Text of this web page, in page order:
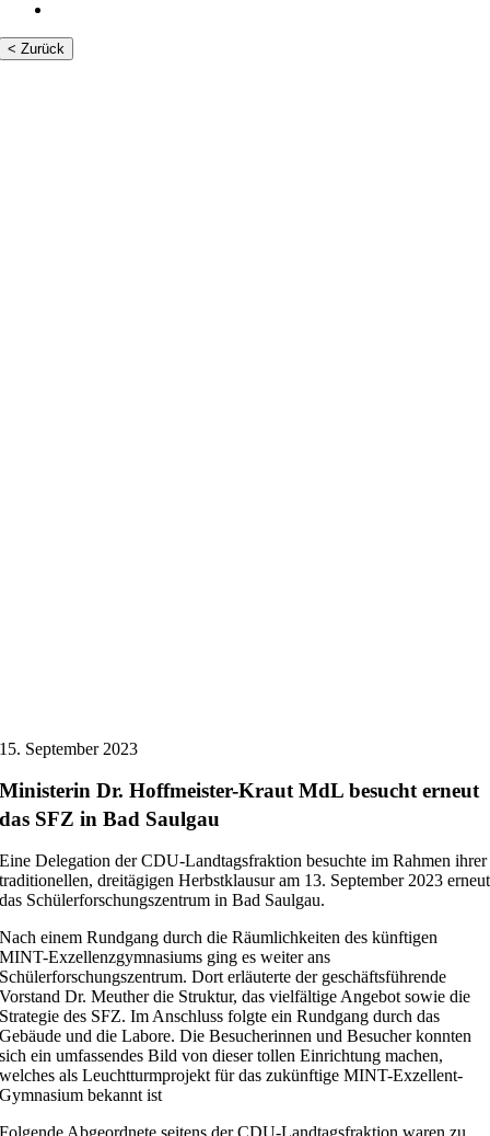
< Zurück
15. September 2023
Ministerin Dr. Hoffmeister-Kraut MdL besucht erneut
das SFZ in Bad Saulgau
Eine Delegation der CDU-Landtagsfraktion besuchte im Rahmen ihrer
traditionellen, dreitägigen Herbstklausur am 13. September 2023 erneut
das Schülerforschungszentrum in Bad Saulgau.
Nach einem Rundgang durch die Räumlichkeiten des künftigen
MINT-Exzellenzgymnasiums ging es weiter ans
Schülerforschungszentrum. Dort erläuterte der geschäftsführende
Vorstand Dr. Meuther die Struktur, das vielfältige Angebot sowie die
Strategie des SFZ. Im Anschluss folgte ein Rundgang durch das
Gebäude und die Labore. Die Besucherinnen und Besucher konnten
sich ein umfassendes Bild von dieser tollen Einrichtung machen,
welches als Leuchtturmprojekt für das zukünftige MINT-Exzellent-
Gymnasium bekannt ist
Folgende Abgeordnete seitens der CDU-Landtagsfraktion waren zu